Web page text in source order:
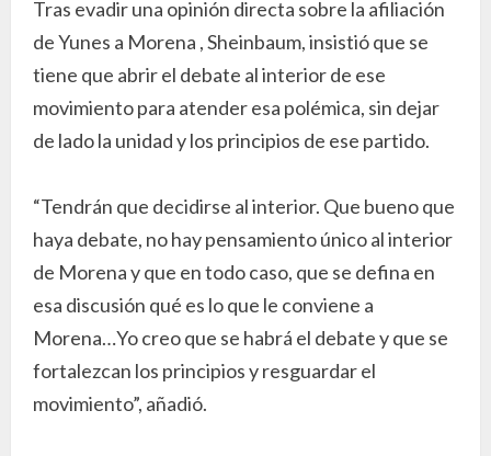
Tras evadir una opinión directa sobre la afiliación
de Yunes a Morena , Sheinbaum, insistió que se
tiene que abrir el debate al interior de ese
movimiento para atender esa polémica, sin dejar
de lado la unidad y los principios de ese partido.
“Tendrán que decidirse al interior. Que bueno que
haya debate, no hay pensamiento único al interior
de Morena y que en todo caso, que se defina en
esa discusión qué es lo que le conviene a
Morena…Yo creo que se habrá el debate y que se
fortalezcan los principios y resguardar el
movimiento”, añadió.